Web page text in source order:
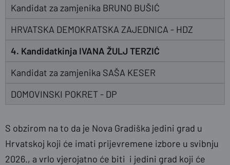
Kandidat za zamjenika BRUNO BUŠIĆ
HRVATSKA DEMOKRATSKA ZAJEDNICA - HDZ
4. Kandidatkinja IVANA ŽULJ TERZIĆ
Kandidat za zamjenika SAŠA KESER
DOMOVINSKI POKRET - DP
S obzirom na to da je Nova Gradiška jedini grad u
Hrvatskoj koji će imati prijevremene izbore u svibnju
2026., a vrlo vjerojatno će biti i jedini grad koji će